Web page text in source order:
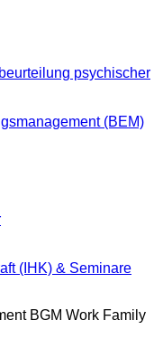
psychischer
(BEM)
(IHK) & Seminare